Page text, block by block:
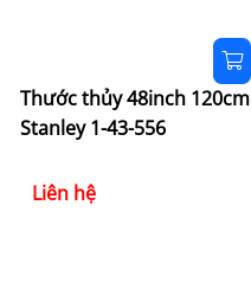
Thước thủy 48inch 120cm
Stanley 1-43-556
Liên hệ